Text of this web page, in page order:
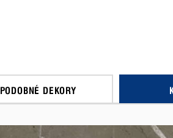
PODOBNÉ DEKORY